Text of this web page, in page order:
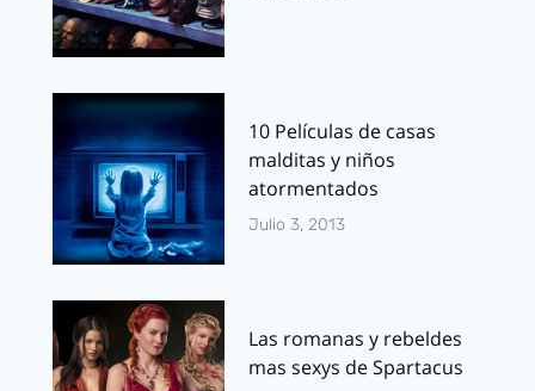
10 Películas de casas
malditas y niños
atormentados
Julio 3, 2013
Las romanas y rebeldes
mas sexys de Spartacus